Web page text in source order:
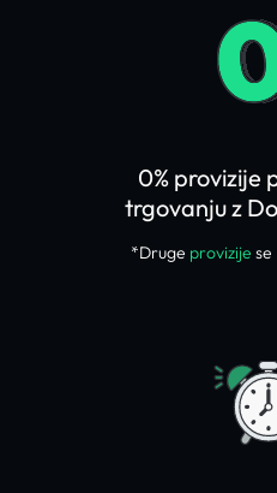
*Druge provizije se
0% provizije
trgovanju z